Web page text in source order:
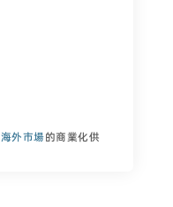
海外市場的商業化供